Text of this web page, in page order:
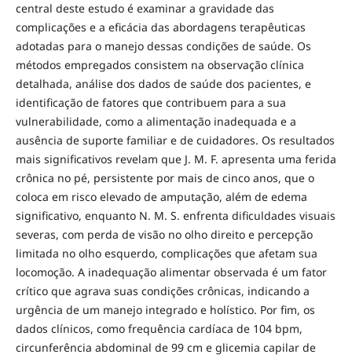
central deste estudo é examinar a gravidade das
complicações e a eficácia das abordagens terapêuticas
adotadas para o manejo dessas condições de saúde. Os
métodos empregados consistem na observação clínica
detalhada, análise dos dados de saúde dos pacientes, e
identificação de fatores que contribuem para a sua
vulnerabilidade, como a alimentação inadequada e a
ausência de suporte familiar e de cuidadores. Os resultados
mais significativos revelam que J. M. F. apresenta uma ferida
crônica no pé, persistente por mais de cinco anos, que o
coloca em risco elevado de amputação, além de edema
significativo, enquanto N. M. S. enfrenta dificuldades visuais
severas, com perda de visão no olho direito e percepção
limitada no olho esquerdo, complicações que afetam sua
locomoção. A inadequação alimentar observada é um fator
crítico que agrava suas condições crônicas, indicando a
urgência de um manejo integrado e holístico. Por fim, os
dados clínicos, como frequência cardíaca de 104 bpm,
circunferência abdominal de 99 cm e glicemia capilar de